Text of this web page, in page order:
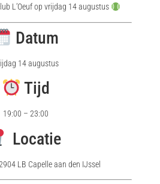
L’Oeuf op vrijdag 14 augustus
Datum
14 augustus
Tijd
19:00 – 23:00
Locatie
LB Capelle aan den IJssel